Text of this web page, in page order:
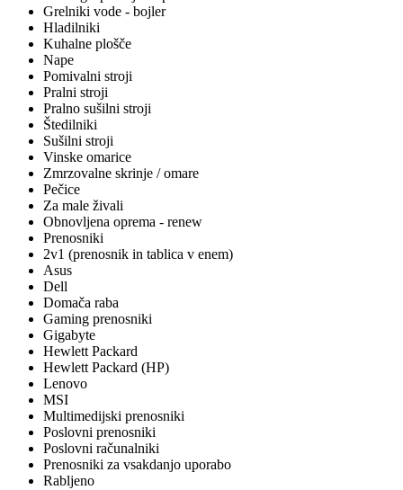
Grelniki vode - bojler
Hladilniki
Kuhalne plošče
Nape
Pomivalni stroji
Pralni stroji
Pralno sušilni stroji
Štedilniki
Sušilni stroji
Vinske omarice
Zmrzovalne skrinje / omare
Pečice
Za male živali
Obnovljena oprema - renew
Prenosniki
2v1 (prenosnik in tablica v enem)
Asus
Dell
Domača raba
Gaming prenosniki
Gigabyte
Hewlett Packard
Hewlett Packard (HP)
Lenovo
MSI
Multimedijski prenosniki
Poslovni prenosniki
Poslovni računalniki
Prenosniki za vsakdanjo uporabo
Rabljeno